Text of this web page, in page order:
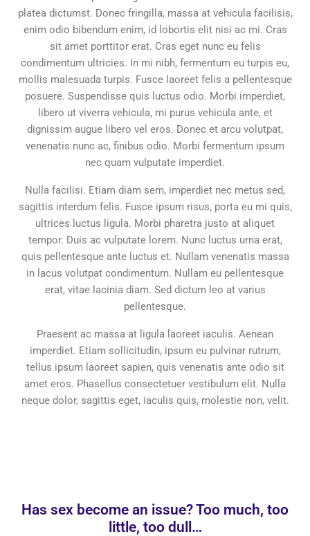
platea dictumst. Donec fringilla, massa at vehicula facilisis,
enim odio bibendum enim, id lobortis elit nisi ac mi. Cras
sit amet porttitor erat. Cras eget nunc eu felis
condimentum ultricies. In mi nibh, fermentum eu turpis eu,
mollis malesuada turpis. Fusce laoreet felis a pellentesque
posuere. Suspendisse quis luctus odio. Morbi imperdiet,
libero ut viverra vehicula, mi purus vehicula ante, et
dignissim augue libero vel eros. Donec et arcu volutpat,
venenatis nunc ac, finibus odio. Morbi fermentum ipsum
nec quam vulputate imperdiet.
Nulla facilisi. Etiam diam sem, imperdiet nec metus sed,
sagittis interdum felis. Fusce ipsum risus, porta eu mi quis,
ultrices luctus ligula. Morbi pharetra justo at aliquet
tempor. Duis ac vulputate lorem. Nunc luctus urna erat,
quis pellentesque ante luctus et. Nullam venenatis massa
in lacus volutpat condimentum. Nullam eu pellentesque
erat, vitae lacinia diam. Sed dictum leo at varius
pellentesque.
Praesent ac massa at ligula laoreet iaculis. Aenean
imperdiet. Etiam sollicitudin, ipsum eu pulvinar rutrum,
tellus ipsum laoreet sapien, quis venenatis ante odio sit
amet eros. Phasellus consectetuer vestibulum elit. Nulla
neque dolor, sagittis eget, iaculis quis, molestie non, velit.
Has sex become an issue? Too much, too
little, too dull…